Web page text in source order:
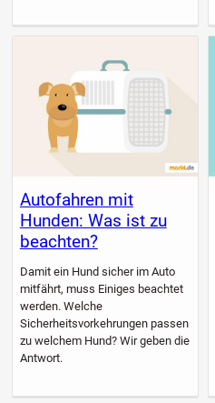
Autofahren mit
Hunden: Was ist zu
beachten?
Damit ein Hund sicher im Auto
mitfährt, muss Einiges beachtet
werden. Welche
Sicherheitsvorkehrungen passen
zu welchem Hund? Wir geben die
Antwort.